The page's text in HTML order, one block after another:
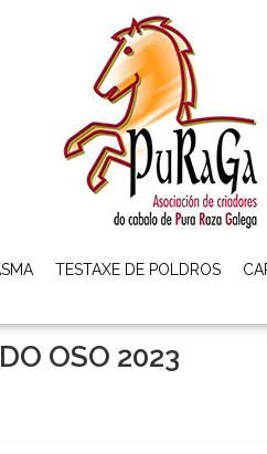
TESTAXE DE POLDROS
OSO 2023